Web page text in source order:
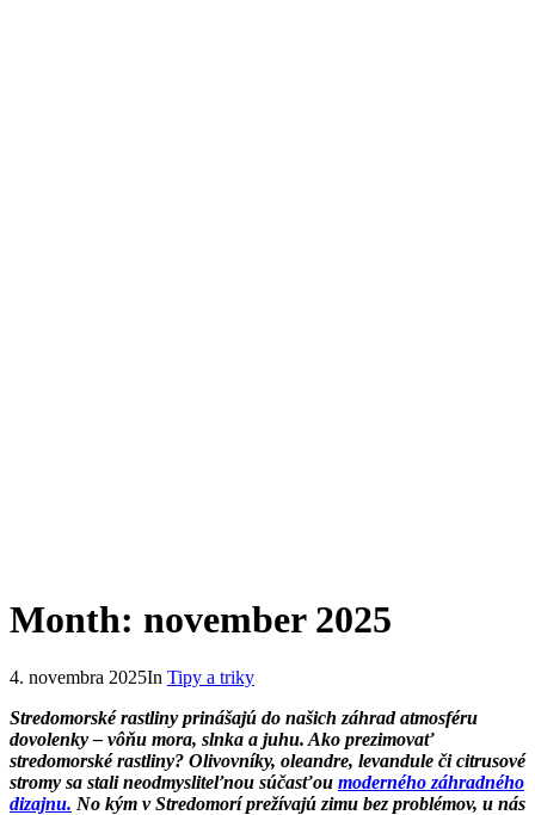
Month: november 2025
4. novembra 2025In Tipy a triky
Stredomorské rastliny prinášajú do našich záhrad atmosféru
dovolenky – vôňu mora, slnka a juhu. Ako prezimovať
stredomorské rastliny? Olivovníky, oleandre, levandule či citrusové
stromy sa stali neodmysliteľnou súčasťou moderného záhradného
dizajnu. No kým v Stredomorí prežívajú zimu bez problémov, u nás